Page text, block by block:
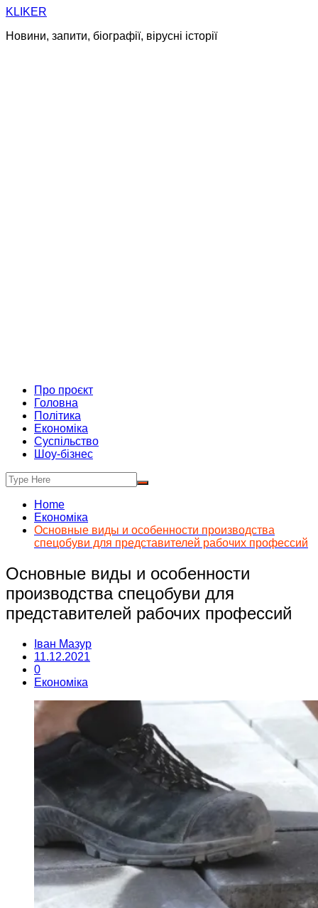
Skip
content
KLIKER
Новини, запити, біографії, вірусні історії
Про проєкт
Головна
Політика
Економіка
Суспільство
Шоу-бізнес
Home
Економіка
Основные виды и особенности производства
спецобуви для представителей рабочих профессий
Основные виды и особенности
производства спецобуви для
представителей рабочих профессий
Іван Мазур
11.12.2021
0
Економіка